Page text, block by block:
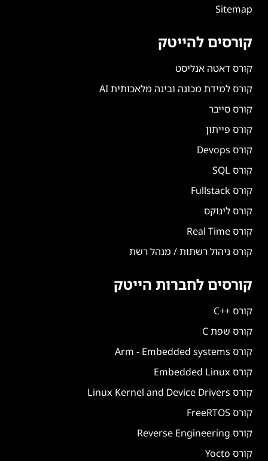
Sitemap
קורסים להייטק
קורס דאטה אנליסט
קורס למידת מכונה ובינה מלאכותית AI
קורס סייבר
קורס פייתון
קורס Devops
קורס SQL
קורס Fullstack
קורס לינוקס
קורס Real Time
קורס ניהול רשתות / מנהל רשת
קורסים לחברות הייטק
קורס ++C
קורס שפת C
קורס Arm - Embedded systems
קורס Embedded Linux
קורס Linux Kernel and Device Drivers
קורס FreeRTOS
קורס Reverse Engineering
קורס Yocto